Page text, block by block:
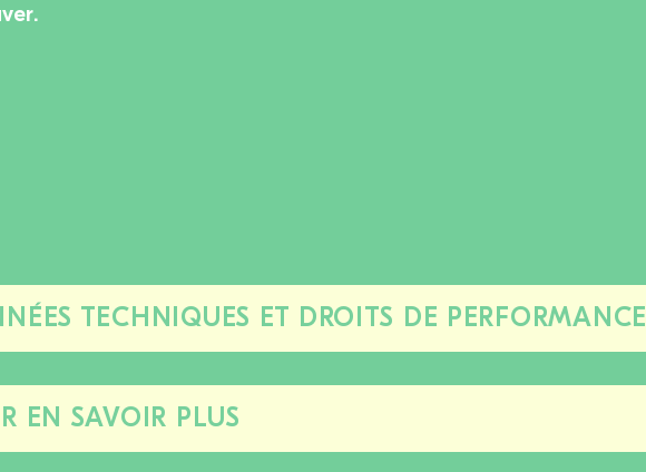
TECHNIQUES ET DROITS DE PERFORMANCE
Fermer/ouvrir
cette
section
EN SAVOIR PLUS
cette